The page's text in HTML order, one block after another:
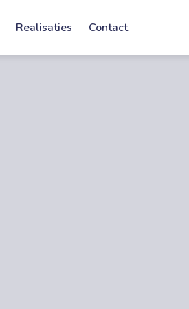
Realisaties Contact